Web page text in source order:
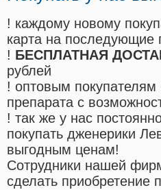
! каждому новому
карта на последующие
! БЕСПЛАТНАЯ
рублей
! оптовым
препарата с
! так же у нас
покупать дженерики
выгодным ценам!
Cотрудники нашей
сделать приобретение